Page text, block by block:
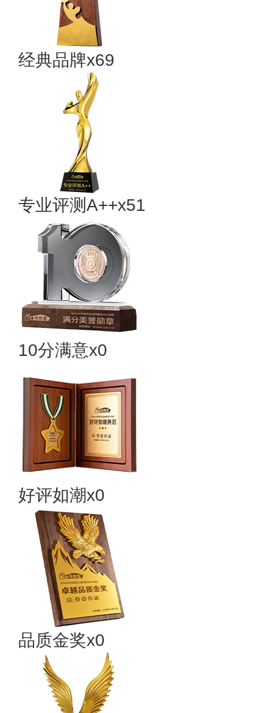
经典品牌x69
专业​评测A++x51
10分满意x0
好评如潮x0
品质金奖x0